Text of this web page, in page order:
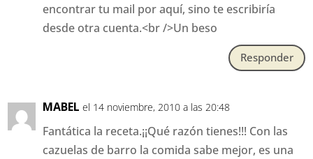
encontrar tu mail por aquí, sino te escribiría
desde otra cuenta.<br />Un beso
Responder
MABEL el 14 noviembre, 2010 a las 20:48
Fantática la receta.¡¡Qué razón tienes!!! Con las
cazuelas de barro la comida sabe mejor, es una